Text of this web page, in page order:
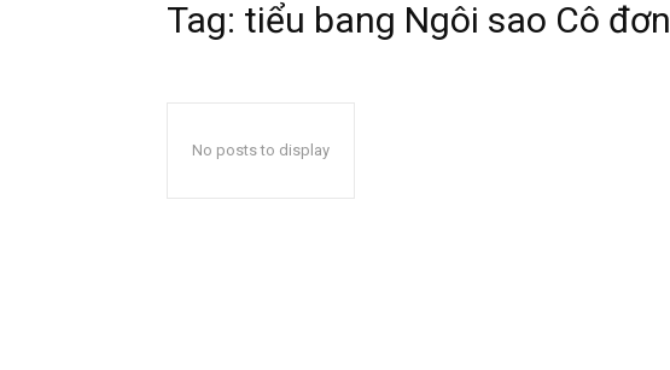
Tag: tiểu bang Ngôi sao Cô đơn
No posts to display